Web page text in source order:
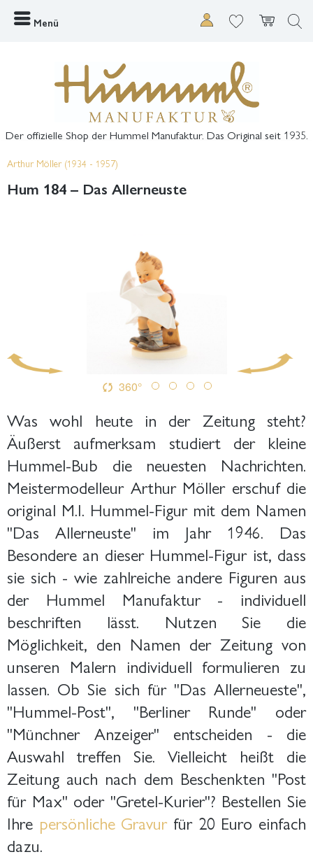
Menü
Der offizielle Shop der Hummel Manufaktur. Das Original seit 1935.
Arthur Möller (1934 - 1957)
Hum 184 – Das Allerneuste
360°
Was wohl heute in der Zeitung steht?
Äußerst aufmerksam studiert der kleine
Hummel-Bub die neuesten Nachrichten.
Meistermodelleur Arthur Möller erschuf die
original M.I. Hummel-Figur mit dem Namen
"Das Allerneuste" im Jahr 1946. Das
Besondere an dieser Hummel-Figur ist, dass
sie sich - wie zahlreiche andere Figuren aus
der Hummel Manufaktur - individuell
beschriften lässt. Nutzen Sie die
Möglichkeit, den Namen der Zeitung von
unseren Malern individuell formulieren zu
lassen. Ob Sie sich für "Das Allerneueste",
"Hummel-Post", "Berliner Runde" oder
"Münchner Anzeiger" entscheiden - die
Auswahl treffen Sie. Vielleicht heißt die
Zeitung auch nach dem Beschenkten "Post
für Max" oder "Gretel-Kurier"? Bestellen Sie
Ihre persönliche Gravurfür 20 Euro einfach
dazu.